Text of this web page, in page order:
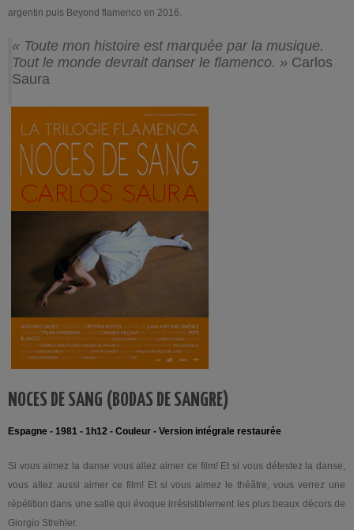
argentin puis Beyond flamenco en 2016.
« Toute mon histoire est marquée par la musique.
Tout le monde devrait danser le flamenco. » Carlos
Saura
NOCES DE SANG (BODAS DE SANGRE)
Espagne - 1981 - 1h12 - Couleur - Version intégrale restaurée
Si vous aimez la danse vous allez aimer ce film! Et si vous détestez la danse,
vous allez aussi aimer ce film! Et si vous aimez le théâtre, vous verrez une
répétition dans une salle qui évoque irrésistiblement les plus beaux décors de
Giorgio Strehler.